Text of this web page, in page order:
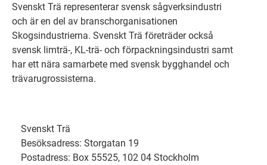
Svenskt Trä representerar svensk sågverksindustri
och är en del av branschorganisationen
Skogsindustrierna. Svenskt Trä företräder också
svensk limträ-, KL-trä- och förpackningsindustri samt
har ett nära samarbete med svensk bygghandel och
trävarugrossisterna.
Svenskt Trä
Besöksadress: Storgatan 19
Postadress: Box 55525, 102 04 Stockholm